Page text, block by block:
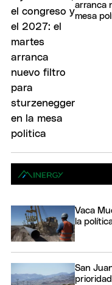
arranca
mesa
Vaca
la
San